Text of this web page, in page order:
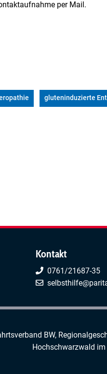
per Mail.
gluteninduzierte
Kontakt
0761/21687-35
BW,
Hochschwarzwald im